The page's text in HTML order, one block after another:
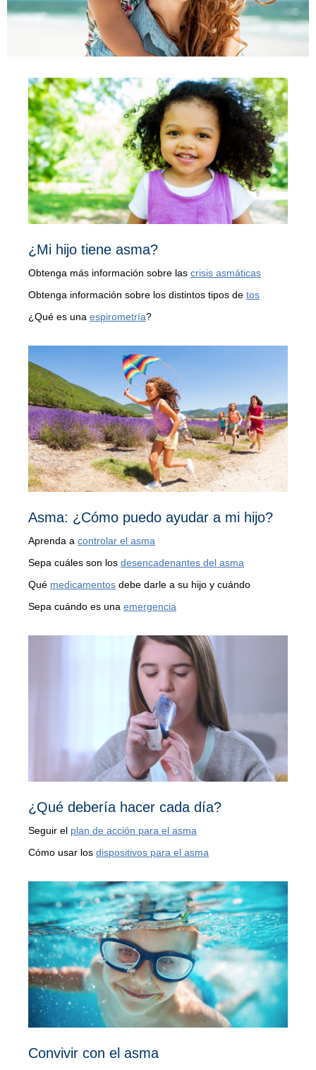
¿Mi hijo tiene asma?
Obtenga más información sobre las crisis asmáticas
Obtenga información sobre los distintos tipos de tos
¿Qué es una espirometría?
Asma: ¿Cómo puedo ayudar a mi hijo?
Aprenda a controlar el asma
Sepa cuáles son los desencadenantes del asma
Qué medicamentos debe darle a su hijo y cuándo
Sepa cuándo es una emergencia
¿Qué debería hacer cada día?
Seguir el plan de acción para el asma
Cómo usar los dispositivos para el asma
Convivir con el asma